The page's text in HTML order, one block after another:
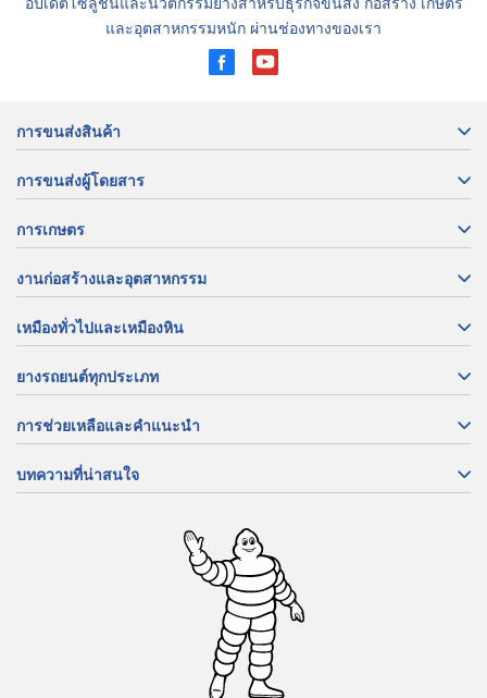
และอุตสาหกรรมหนัก ผ่านช่องทางของเรา
การขนส่งสินค้า
การขนส่งผู้โดยสาร
การเกษตร
งานก่อสร้างและอุตสาหกรรม
เหมืองทั่วไปและเหมืองหิน
ยางรถยนต์ทุกประเภท
การช่วยเหลือและคำแนะนำ
บทความที่น่าสนใจ